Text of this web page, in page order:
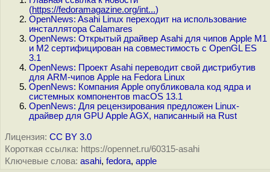
(https://fedoramagazine.org/int...)
OpenNews: Asahi Linux переходит на использование
инсталлятора Calamares
OpenNews: Открытый драйвер Asahi для чипов Apple M1
и M2 сертифицирован на совместимость с OpenGL ES
3.1
OpenNews: Проект Asahi переводит свой дистрибутив
для ARM-чипов Apple на Fedora Linux
OpenNews: Компания Apple опубликовала код ядра и
системных компонентов macOS 13.1
OpenNews: Для рецензирования предложен Linux-
драйвер для GPU Apple AGX, написанный на Rust
Лицензия: CC BY 3.0
Короткая ссылка: https://opennet.ru/60315-asahi
Ключевые слова: asahi, fedora, apple